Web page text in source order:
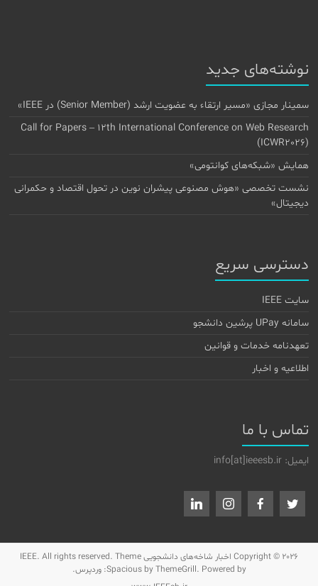
نوشته‌های جدید
سمینار مجازی «مسیر ارتقاء به عضویت ارشد (Senior Member) در IEEE»
Call for Papers – 12th International Conference on Web Research
(ICWR2026)
همایش «شبکه‌های کوانتومی»
نشست تخصصی «هوش مصنوعی پیشران نوین در تحول اقتصاد و حکمرانی
دیجیتال»
دسترسی سریع
سایت IEEE
سامانه UPay پرشین دانشجو
تعهدنامه خدمات و قوانین
اطلاعیه و اخبار
تماس با ما
ایمیل: info[at]ieeesb.ir
Copyright © 2026 اخبار شاخه‌های دانشجویی IEEE. All rights reserved. Theme
Spaciousby ThemeGrill. Powered by: وردپرس.